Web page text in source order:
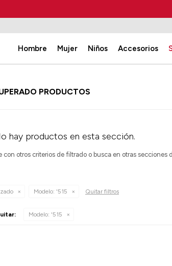
Hombre Mujer Niños Accesorios
PRODUCTOS
hay productos en esta sección.
con otros criterios de filtrado o busca en otras secciones
Modelo: '515 Quitar filtros
Modelo: '515